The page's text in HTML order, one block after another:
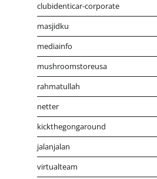
clubidenticar-corporate
masjidku
mediainfo
mushroomstoreusa
rahmatullah
netter
kickthegongaround
jalanjalan
virtualteam